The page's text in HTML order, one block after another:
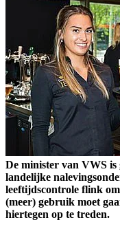
De minister van VWS is
landelijke
leeftijdscontrole flink
(meer) gebruik moet
hiertegen op te treden.